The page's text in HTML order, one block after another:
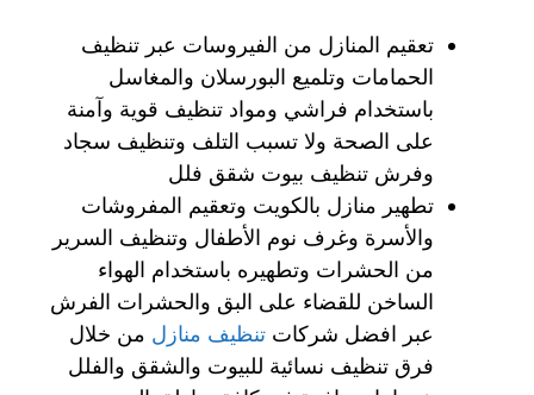
تعقيم المنازل من الفيروسات عبر تنظيف
الحمامات وتلميع البورسلان والمغاسل
باستخدام فراشي ومواد تنظيف قوية وآمنة
على الصحة ولا تسبب التلف وتنظيف سجاد
وفرش تنظيف بيوت شقق فلل
تطهير منازل بالكويت وتعقيم المفروشات
والأسرة وغرف نوم الأطفال وتنظيف السرير
من الحشرات وتطهيره باستخدام الهواء
الساخن للقضاء على البق والحشرات الفرش
عبر افضل شركات تنظيف منازل من خلال
فرق تنظيف نسائية للبيوت والشقق والفلل